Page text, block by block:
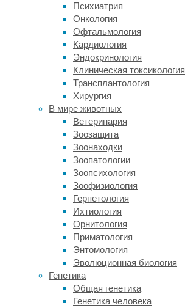
Психиатрия
Онкология
Офтальмология
Кардиология
Эндокринология
Клиническая токсикология
Трансплантология
Хирургия
В мире животных
Ветеринария
Зоозащита
Зоонаходки
Зоопатологии
Зоопсихология
Зоофизиология
Герпетология
Ихтиология
Орнитология
Приматология
Энтомология
Эволюционная биология
Генетика
Общая генетика
Генетика человека
тех
местах,
где
они,
вероятнее
всего,
будут.
По
словам
NASA,
нам
нужно
«следовать
за
водой».
Проблема
том,
большинство
космических
аппаратов